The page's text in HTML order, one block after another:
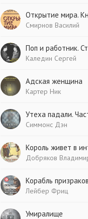
Открытие мира.
Смирнов Василий
Поп и работник.
Каледин Сергей
Адская женщина
Картер Ник
Утеха падали.
Симмонс Дэн
Король живет в
Добряков
Корабль призраков
Лейбер Фриц
Умиралище